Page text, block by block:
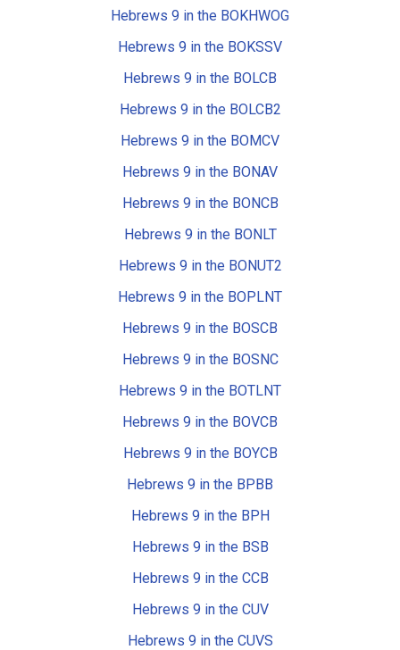
Hebrews 9 in the BOKHWOG
Hebrews 9 in the BOKSSV
Hebrews 9 in the BOLCB
Hebrews 9 in the BOLCB2
Hebrews 9 in the BOMCV
Hebrews 9 in the BONAV
Hebrews 9 in the BONCB
Hebrews 9 in the BONLT
Hebrews 9 in the BONUT2
Hebrews 9 in the BOPLNT
Hebrews 9 in the BOSCB
Hebrews 9 in the BOSNC
Hebrews 9 in the BOTLNT
Hebrews 9 in the BOVCB
Hebrews 9 in the BOYCB
Hebrews 9 in the BPBB
Hebrews 9 in the BPH
Hebrews 9 in the BSB
Hebrews 9 in the CCB
Hebrews 9 in the CUV
Hebrews 9 in the CUVS